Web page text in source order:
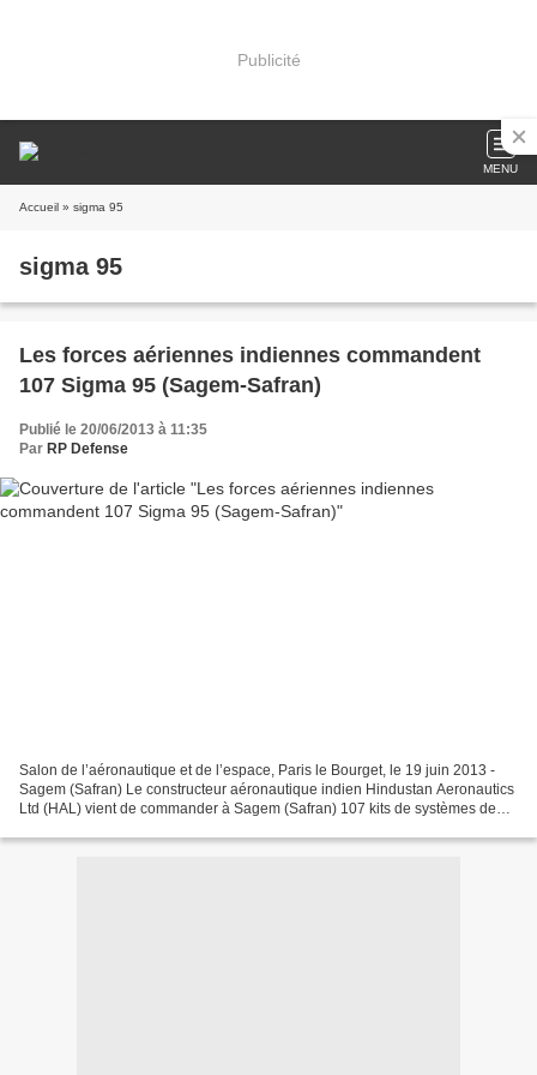
Publicité
MENU
Accueil » sigma 95
sigma 95
Les forces aériennes indiennes commandent
107 Sigma 95 (Sagem-Safran)
Publié le 20/06/2013 à 11:35
Par RP Defense
Salon de l’aéronautique et de l’espace, Paris le Bourget, le 19 juin 2013 -
Sagem (Safran) Le constructeur aéronautique indien Hindustan Aeronautics
Ltd (HAL) vient de commander à Sagem (Safran) 107 kits de systèmes de